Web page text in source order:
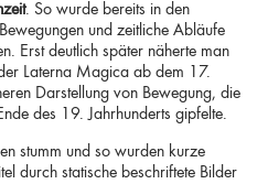
. So wurde bereits in den
und zeitliche Abläufe
Erst deutlich später näherte man
Laterna Magica ab dem 17.
Darstellung von Bewegung, die
des 19. Jahrhunderts gipfelte.
stumm und so wurden kurze
durch statische beschriftete Bilder